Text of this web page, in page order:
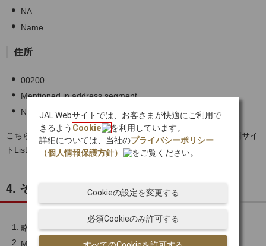
NA
Name
住所
00200
Mentioned in address segment
NA
こちらは一例となりますので、詳細につきましては以下EU税関サイ
トList of stop words_01.02.2026をご確認ください。
4. その他
略語の使用は認められておりません。
MAWBとHAWBで同一品名の使用も不可となります。
JAL Webサイトでは、お客さまが快適にご利用で
きるよう Cookie
を利用しています。
詳細については、当社のプライバシーポリシー
（個人情報保護方針）
をご覧ください。
必須Cookieのみ許可する
Cookieの設定を変更する